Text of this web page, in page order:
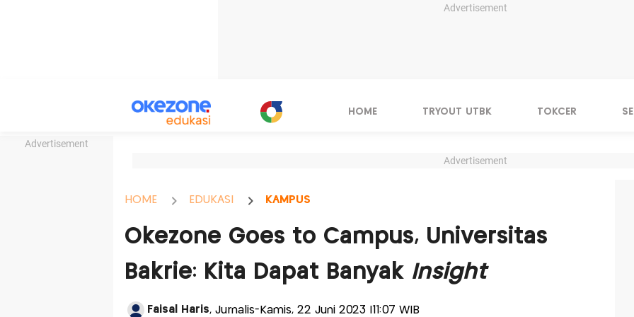
Advertisement
Advertisement
HOME TRYOUT UTBK TOKCER
Advertisement
HOME EDUKASI KAMPUS
Okezone Goes to Campus, Universitas
Bakrie: Kita Dapat Banyak Insight
Faisal Haris, Jurnalis-Kamis, 22 Juni 2023 |11:07 WIB